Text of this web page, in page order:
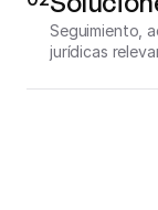
Seguimiento,
jurídicas